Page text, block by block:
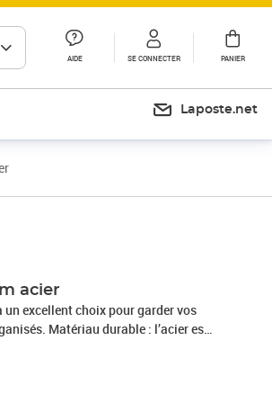
AIDE SE CONNECTER PANIER
Laposte.net
acier
un excellent choix pour garder vos
Matériau durable : l’acier est
offre robustesse et stabilité. Le
de poudre, le classeur est